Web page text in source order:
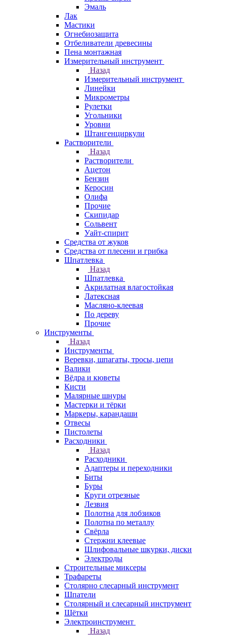
Эмаль
Лак
Мастики
Огнебиозащита
Отбеливатели древесины
Пена монтажная
Измерительный инструмент
Назад
Измерительный инструмент
Линейки
Микрометры
Рулетки
Угольники
Уровни
Штангенциркули
Растворители
Назад
Растворители
Ацетон
Бензин
Керосин
Олифа
Прочие
Скипидар
Сольвент
Уайт-спирит
Средства от жуков
Средства от плесени и грибка
Шпатлевка
Назад
Шпатлевка
Акрилатная влагостойкая
Латексная
Масляно-клеевая
По дереву
Прочие
Инструменты
Назад
Инструменты
Веревки, шпагаты, тросы, цепи
Валики
Вёдра и кюветы
Кисти
Малярные шнуры
Мастерки и тёрки
Маркеры, карандаши
Отвесы
Пистолеты
Расходники
Назад
Расходники
Адаптеры и переходники
Биты
Буры
Круги отрезные
Лезвия
Полотна для лобзиков
Полотна по металлу
Свёрла
Стержни клеевые
Шлифовальные шкурки, диски
Электроды
Строительные миксеры
Трафареты
Столярно слесарный инструмент
Шпатели
Столярный и слесарный инструмент
Щётки
Электроинструмент
Назад